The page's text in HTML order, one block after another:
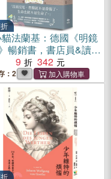
法蘭基：德國《明鏡
暢銷書，書店員&讀者
薦，挖掘生命意義的
作！
9 342
：2